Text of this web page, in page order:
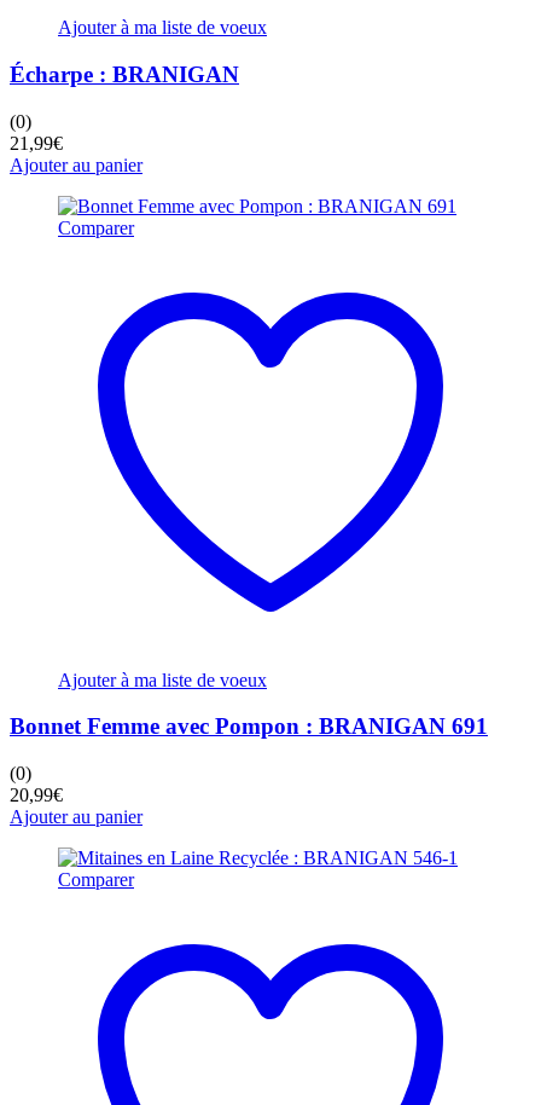
Ajouter à ma liste de voeux
Écharpe : BRANIGAN
(0)
21,99€
Ajouter au panier
Comparer
Ajouter à ma liste de voeux
Bonnet Femme avec Pompon : BRANIGAN 691
(0)
20,99€
Ajouter au panier
Comparer